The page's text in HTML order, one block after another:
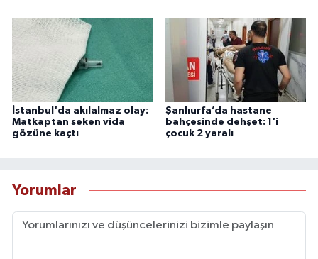
İstanbul'da akılalmaz olay:
Matkaptan seken vida
gözüne kaçtı
Şanlıurfa’da hastane
bahçesinde dehşet: 1'i
çocuk 2 yaralı
Yorumlar